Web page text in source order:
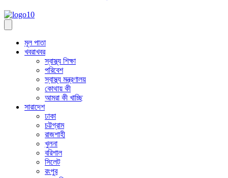
মূল পাতা
খবরাখবর
স্বাস্থ্য শিক্ষা
পরিবেশ
স্বাস্থ্য মন্ত্রণালয়
কোথায় কী
আমরা কী খাচ্ছি
সারাদেশ
ঢাকা
চট্টগ্রাম
রাজশাহী
খুলনা
বরিশাল
সিলেট
রংপুর